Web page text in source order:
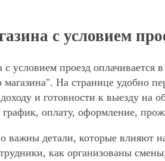
с условием
условием проезд
На странице удобно
и готовности к выезду на
оплату, оформление,
важны детали, которые влияют
как организованы